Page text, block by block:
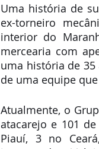
Uma história de
ex-torneiro
interior do
mercearia com
uma história de
de uma equipe
Atualmente, o
atacarejo e 101
Piauí, 3 no